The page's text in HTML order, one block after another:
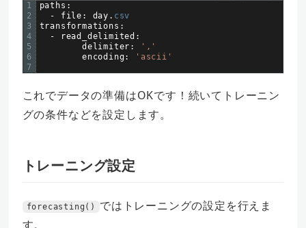
1
2
3
4
5
6
7
paths :
-
file : day . csv
transformations :
-
read_delimited :
delimiter :
','
encoding: 'ascii'
これでデータの準備はOKです！続いてトレーニン
グの条件などを設定します。
トレーニング設定
forecasting()
ではトレーニングの設定を行えま
す。